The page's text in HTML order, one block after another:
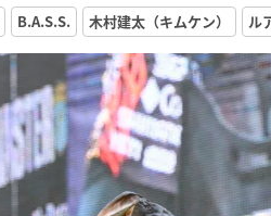
B.A.S.S. 木村建太（キムケン） ル